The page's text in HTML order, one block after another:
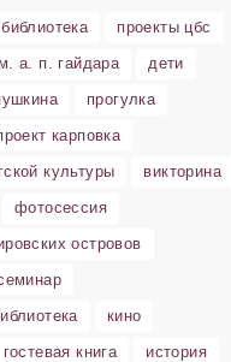
проекты цбс
а. п. гайдара
дети
прогулка
карповка
культуры
викторина
фотосессия
островов
кино
гостевая книга
история